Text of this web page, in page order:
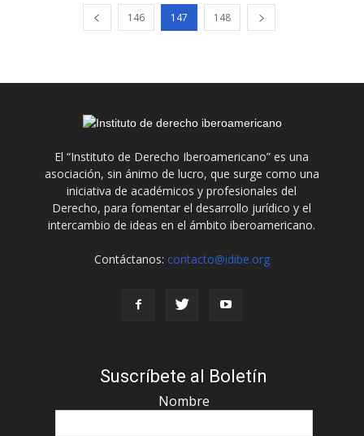
146 147 148
El “Instituto de Derecho Iberoamericano” es una
asociación, sin ánimo de lucro, que surge como una
iniciativa de académicos y profesionales del
Derecho, para fomentar el desarrollo jurídico y el
intercambio de ideas en el ámbito iberoamericano.
Contáctanos: contacto@idibe.org
Suscríbete al Boletín
Nombre